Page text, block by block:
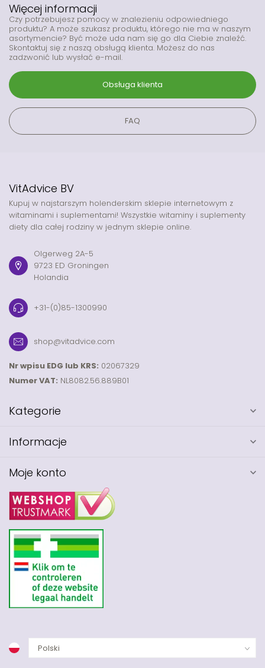
Więcej informacji
Czy potrzebujesz pomocy w znalezieniu odpowiedniego
produktu? A może szukasz produktu, którego nie ma w naszym
asortymencie? Być może uda nam się go dla Ciebie znaleźć.
Skontaktuj się z naszą obsługą klienta. Możesz do nas
zadzwonić lub wysłać e-mail.
Obsługa klienta
FAQ
VitAdvice BV
Kupuj w najstarszym holenderskim sklepie internetowym z
witaminami i suplementami! Wszystkie witaminy i suplementy
diety dla całej rodziny w jednym sklepie online.
Olgerweg 2A-5
9723 ED Groningen
Holandia
+31-(0)85-1300990
shop@vitadvice.com
Nr wpisu EDG lub KRS: 02067329
Numer VAT: NL8082.56.889B01
Kategorie
Informacje
Moje konto